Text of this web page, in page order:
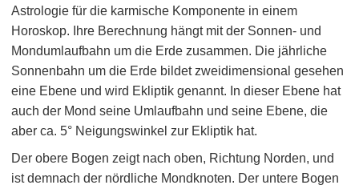
Astrologie für die karmische Komponente in einem
Horoskop. Ihre Berechnung hängt mit der Sonnen- und
Mondumlaufbahn um die Erde zusammen. Die jährliche
Sonnenbahn um die Erde bildet zweidimensional gesehen
eine Ebene und wird Ekliptik genannt. In dieser Ebene hat
auch der Mond seine Umlaufbahn und seine Ebene, die
aber ca. 5° Neigungswinkel zur Ekliptik hat.
Der obere Bogen zeigt nach oben, Richtung Norden, und
ist demnach der nördliche Mondknoten. Der untere Bogen